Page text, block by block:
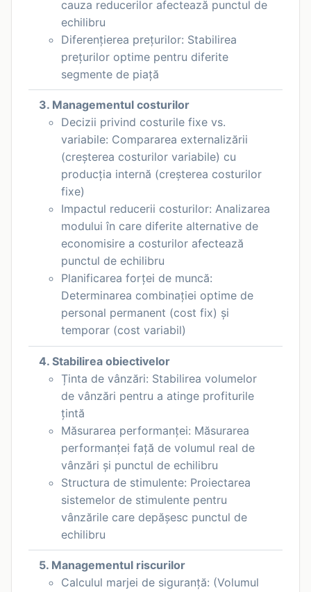
cauza reducerilor afectează punctul de
echilibru
Diferențierea prețurilor: Stabilirea
prețurilor optime pentru diferite
segmente de piață
3. Managementul costurilor
Decizii privind costurile fixe vs.
variabile: Compararea externalizării
(creșterea costurilor variabile) cu
producția internă (creșterea costurilor
fixe)
Impactul reducerii costurilor: Analizarea
modului în care diferite alternative de
economisire a costurilor afectează
punctul de echilibru
Planificarea forței de muncă:
Determinarea combinației optime de
personal permanent (cost fix) și
temporar (cost variabil)
4. Stabilirea obiectivelor
Ținta de vânzări: Stabilirea volumelor
de vânzări pentru a atinge profiturile
țintă
Măsurarea performanței: Măsurarea
performanței față de volumul real de
vânzări și punctul de echilibru
Structura de stimulente: Proiectarea
sistemelor de stimulente pentru
vânzările care depășesc punctul de
echilibru
5. Managementul riscurilor
Calculul marjei de siguranță: (Volumul